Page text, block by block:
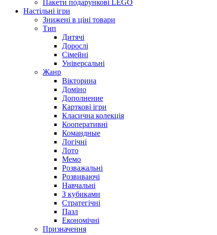
Пакети подарункові LEGO
Настільні ігри
Знижені в ціні товари
Тип
Дитячі
Дорослі
Сімейні
Універсальні
Жанр
Вікторина
Доміно
Дополнение
Карткові ігри
Класична колекція
Кооперативні
Командные
Логічні
Лото
Мемо
Розважальні
Розвиваючі
Навчальні
З кубиками
Стратегічні
Пазл
Економічні
Призначення